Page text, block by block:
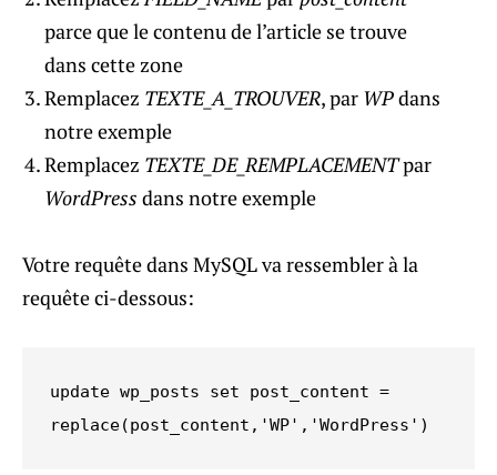
parce que le contenu de l’article se trouve
dans cette zone
Remplacez TEXTE_A_TROUVER, par WPdans
notre exemple
Remplacez TEXTE_DE_REMPLACEMENTpar
WordPress dans notre exemple
Votre requête dans MySQL va ressembler à la
requête ci-dessous:
update wp_posts set post_content =
replace(post_content,'WP','WordPress')